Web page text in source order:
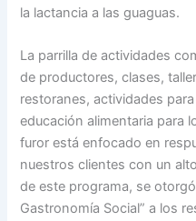
la lactancia a las guaguas.
La parrilla de actividades
de productores, clases,
restoranes, actividades
educación alimentaria para
furor está enfocado en
nuestros clientes con un
de este programa, se
Gastronomía Social” a los